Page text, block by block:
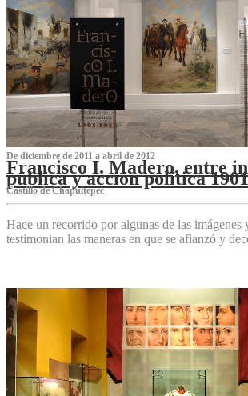
De diciembre de 2011 a abril de 2012
Francisco I. Madero, entre
pública y acción política
Castillo de Chapultepec
Hace un recorrido por algunas de las imágenes
testimonian las maneras en que se afianzó y